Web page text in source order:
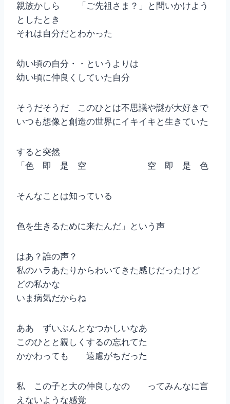
親族かしら 「ご先祖さま？」と問いかけよう
としたとき
それは自分だとわかった
幼い頃の自分・・というよりは
幼い頃に仲良くしていた自分
そうだそうだ このひとは不思議や謎が大好きで
いつも想像と創造の世界にイキイキと生きていた
すると突然
「色 即 是 空 空 即 是 色
そんなことは知っている
色を生きるために来たんだ」という声
はあ？誰の声？
私のハラあたりからわいてきた感じだったけど
どの私かな
いま病気だからね
ああ ずいぶんとなつかしいなあ
このひとと親しくするの忘れてた
かかわっても 遠慮がちだった
私 この子と大の仲良しなの ってみんなに言
えないような感覚